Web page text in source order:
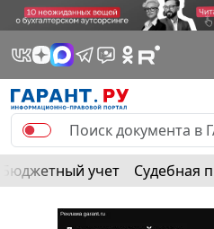
Бюджетный учет Судебная